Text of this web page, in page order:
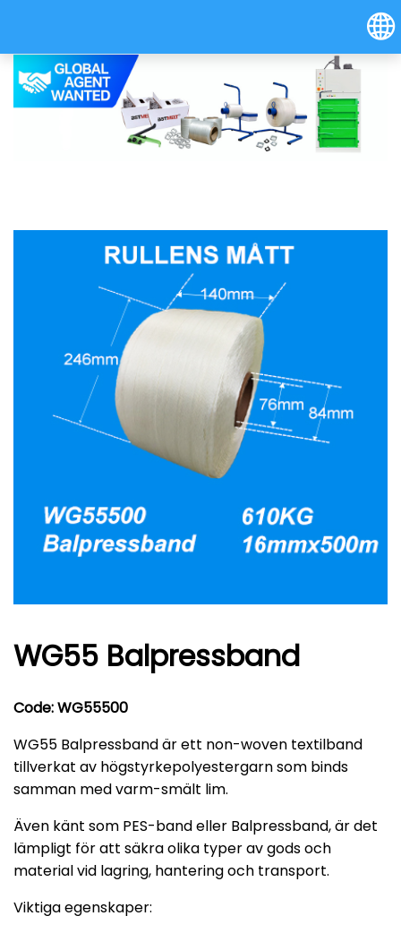
Österreich (Deutsch)
WG55 Balpressband
Code: WG55500
WG55 Balpressband är ett non-woven textilband
tillverkat av högstyrkepolyestergarn som binds
samman med varm-smält lim.
Även känt som PES-band eller Balpressband, är det
lämpligt för att säkra olika typer av gods och
material vid lagring, hantering och transport.
Viktiga egenskaper: